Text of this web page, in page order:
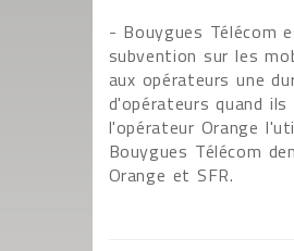
- Bouygues Télécom
subvention sur les
aux opérateurs une
d'opérateurs quand
l'opérateur Orange
Bouygues Télécom
Orange et SFR.